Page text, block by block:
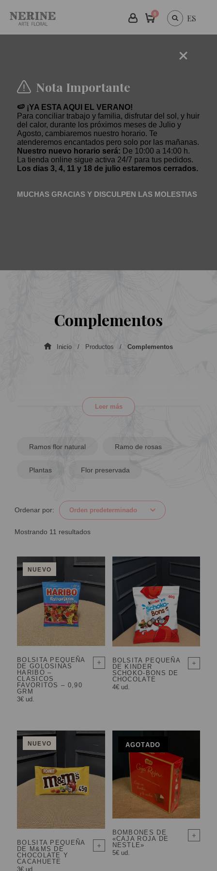
0 ES
Nota Importante
🍉 ¡YA ESTA AQUI EL VERANO!
Para conciliar trabajo y familia, disfrutar del sol, y huir
del calor, durante los próximos meses de Julio y
Agosto, cambiaremos nuestro horario. Te
atenderemos encantados pero solo por las mañanas.
Nuestro nuevo horario será: De 10:00 a 14:00 h.
La tienda online sigue activa 24/7 para tus pedidos.
Los dias 3, 4, 11 y 18 de julio estaremos cerrados.
MUCHAS GRACIAS Y DISCULPEN LAS MOLESTIAS
Complementos
Inicio Productos Complementos
Leer más
Ramos flor natural Ramo de rosas
Plantas Flor preservada
Ordenar por:
Mostrando 11 resultados
NUEVO
BOLSITA PEQUEÑA
DE GOLOSINAS
HARIBO –
CLASICOS
FAVORITOS – 0,90
GRM
3€ ud.
BOLSITA PEQUEÑA
DE KINDER
SCHOKO-BONS DE
CHOCOLATE
4€ ud.
NUEVO
BOLSITA PEQUEÑA
DE M&MS DE
CHOCOLATE Y
CACAHUETE
3€ ud.
AGOTADO
BOMBONES DE
«CAJA ROJA DE
NESTLE»
5€ ud.